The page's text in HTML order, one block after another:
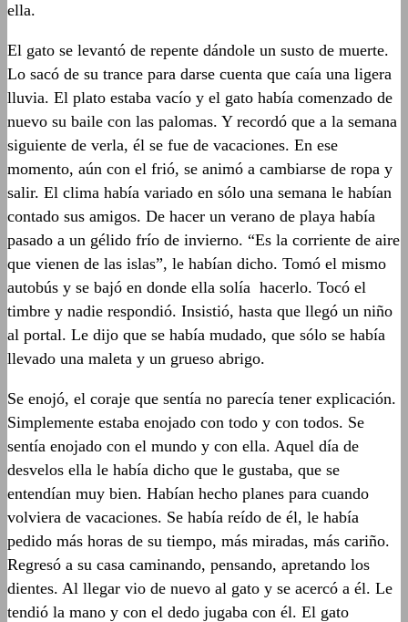
ella.
El gato se levantó de repente dándole un susto de muerte.
Lo sacó de su trance para darse cuenta que caía una ligera
lluvia. El plato estaba vacío y el gato había comenzado de
nuevo su baile con las palomas. Y recordó que a la semana
siguiente de verla, él se fue de vacaciones. En ese
momento, aún con el frió, se animó a cambiarse de ropa y
salir. El clima había variado en sólo una semana le habían
contado sus amigos. De hacer un verano de playa había
pasado a un gélido frío de invierno. “Es la corriente de aire
que vienen de las islas”, le habían dicho. Tomó el mismo
autobús y se bajó en donde ella solía hacerlo. Tocó el
timbre y nadie respondió. Insistió, hasta que llegó un niño
al portal. Le dijo que se había mudado, que sólo se había
llevado una maleta y un grueso abrigo.
Se enojó, el coraje que sentía no parecía tener explicación.
Simplemente estaba enojado con todo y con todos. Se
sentía enojado con el mundo y con ella. Aquel día de
desvelos ella le había dicho que le gustaba, que se
entendían muy bien. Habían hecho planes para cuando
volviera de vacaciones. Se había reído de él, le había
pedido más horas de su tiempo, más miradas, más cariño.
Regresó a su casa caminando, pensando, apretando los
dientes. Al llegar vio de nuevo al gato y se acercó a él. Le
tendió la mano y con el dedo jugaba con él. El gato